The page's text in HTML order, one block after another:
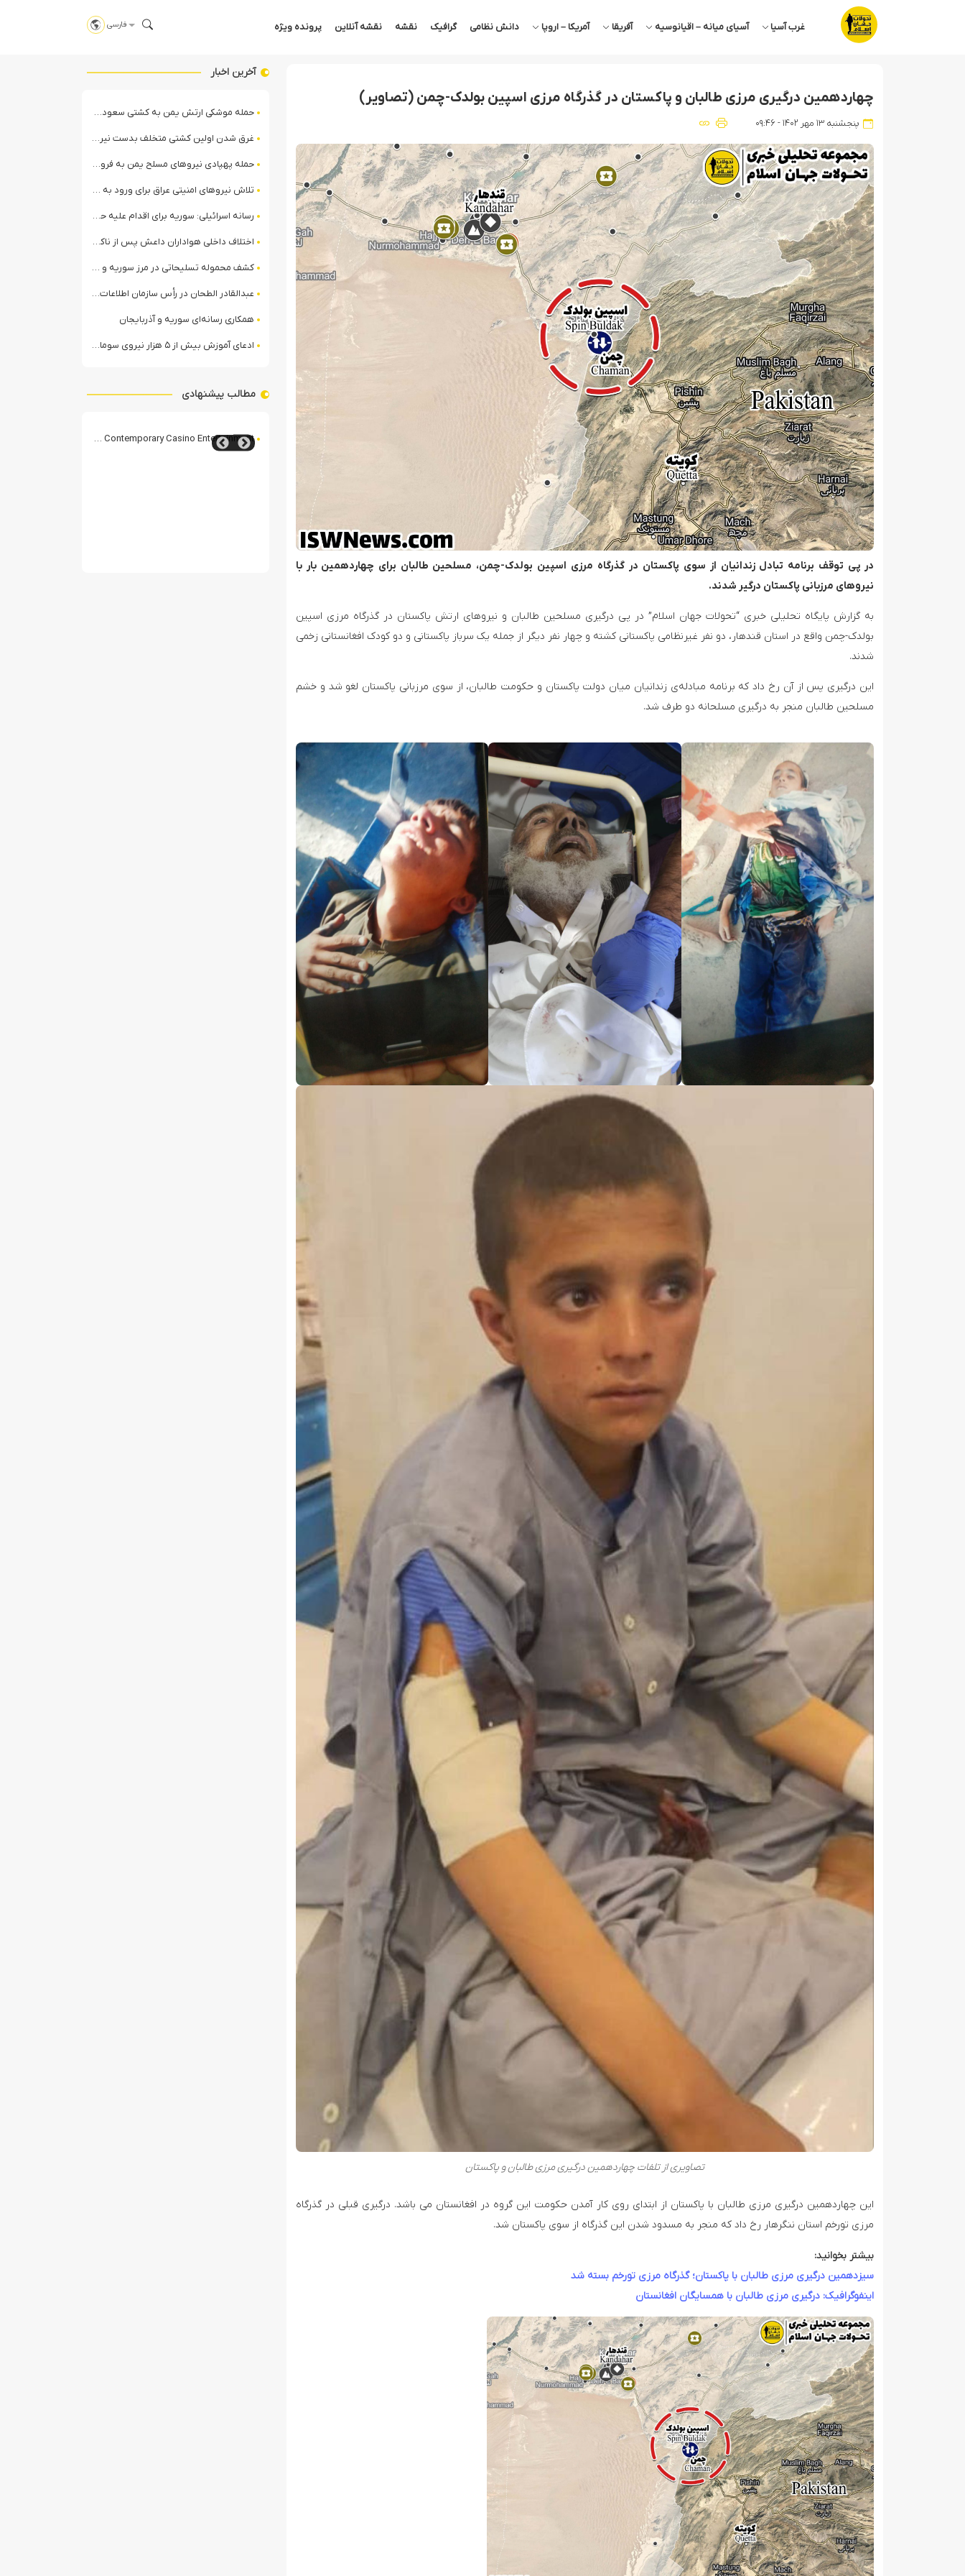
غرب آسیا آسیای میانه – اقیانوسیه آفریقا آمریکا – اروپا دانش نظامی گرافیک نقشه نقشه آنلاین پرونده ویژه فارسی
چهاردهمین درگیری مرزی طالبان و پاکستان در گذرگاه مرزی اسپین بولدک-چمن (تصاویر)
پنجشنبه ۱۳ مهر ۱۴۰۲ - ۰۹:۴۶
در پی توقف برنامه تبادل زندانیان از سوی پاکستان در گذرگاه مرزی اسپین بولدک-چمن، مسلحین طالبان برای چهاردهمین بار با
نیروهای مرزبانی پاکستان درگیر شدند.
به گزارش پایگاه تحلیلی خبری “تحولات جهان اسلام” در پی درگیری مسلحین طالبان و نیروهای ارتش پاکستان در گذرگاه مرزی اسپین
بولدک-چمن واقع در استان قندهار، دو نفر غیرنظامی پاکستانی کشته و چهار نفر دیگر از جمله یک سرباز پاکستانی و دو کودک افغانستانی زخمی
شدند.
این درگیری پس از آن رخ داد که برنامه مبادله‌ی زندانیان میان دولت پاکستان و حکومت طالبان، از سوی مرزبانی پاکستان لغو شد و خشم
مسلحین طالبان منجر به درگیری مسلحانه دو طرف شد.
تصاویری از تلفات چهاردهمین درگیری مرزی طالبان و پاکستان
این چهاردهمین درگیری مرزی طالبان با پاکستان از ابتدای روی کار آمدن حکومت این گروه در افغانستان می باشد. درگیری قبلی در گذرگاه
مرزی تورخم استان ننگرهار رخ داد که منجر به مسدود شدن این گذرگاه از سوی پاکستان شد.
بیشتر بخوانید:
سیزدهمین درگیری مرزی طالبان با پاکستان؛ گذرگاه مرزی تورخم بسته شد
اینفوگرافیک: درگیری مرزی طالبان با همسایگان افغانستان
آخرین اخبار
حمله موشکی ارتش یمن به کشتی سعودی در شمال دریای سرخ
غرق شدن اولین کشتی متخلف بدست نیروی دریایی ارتش یمن
حمله پهپادی نیروهای مسلح یمن به فرودگاه نجران
تلاش نیروهای امنیتی عراق برای ورود به مقر مقاومت در حومه بغداد
رسانه اسرائیلی: سوریه برای اقدام علیه حزب‌الله در لبنان آماده می‌شود!
اختلاف داخلی هواداران داعش پس از ناکامی عملیات انغماسی داعش در رقه
کشف محموله تسلیحاتی در مرز سوریه و عراق توسط نیروهای الجولانی
عبدالقادر الطحان در رأس سازمان اطلاعات سوریه؛ گمانه‌زنی‌ها درباره اختلافات در ساختار امنیتی
همکاری رسانه‌ای سوریه و آذربایجان
ادعای آموزش بیش از ۵ هزار نیروی سومالیایی با نظارت عربستان
مطالب پیشنهادی
انهدام یک پهپاد انتحاری آمریکایی در هرمزگان تصاویر ماهواره‌ای از آثار حملات ایران به کویت
The Rise of Modern Online Gaming Platforms: A Deep Dive into Contemporary Casino Entertainment